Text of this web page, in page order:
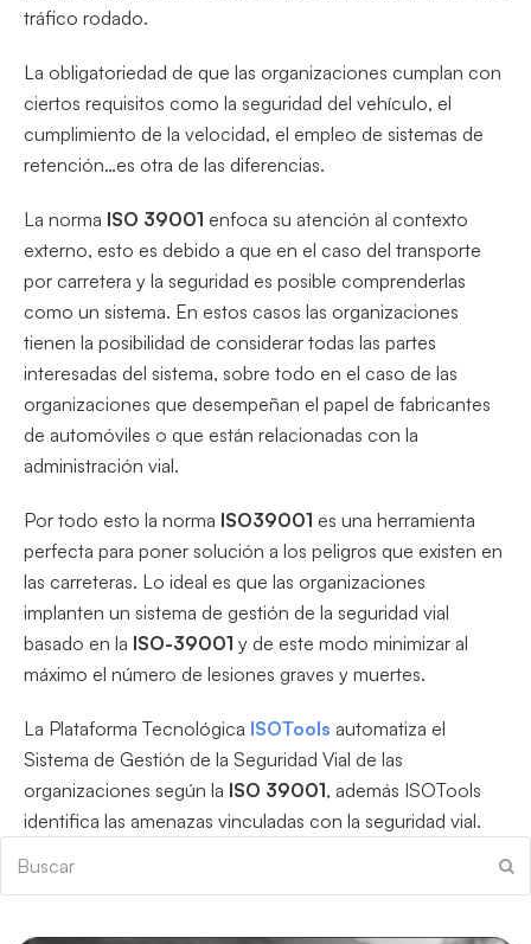
tráfico rodado.
La obligatoriedad de que las organizaciones cumplan con
ciertos requisitos como la seguridad del vehículo, el
cumplimiento de la velocidad, el empleo de sistemas de
retención…es otra de las diferencias.
La norma ISO 39001 enfoca su atención al contexto
externo, esto es debido a que en el caso del transporte
por carretera y la seguridad es posible comprenderlas
como un sistema. En estos casos las organizaciones
tienen la posibilidad de considerar todas las partes
interesadas del sistema, sobre todo en el caso de las
organizaciones que desempeñan el papel de fabricantes
de automóviles o que están relacionadas con la
administración vial.
Por todo esto la norma ISO39001 es una herramienta
perfecta para poner solución a los peligros que existen en
las carreteras. Lo ideal es que las organizaciones
implanten un sistema de gestión de la seguridad vial
basado en la ISO-39001 y de este modo minimizar al
máximo el número de lesiones graves y muertes.
La Plataforma Tecnológica ISOTools automatiza el
Sistema de Gestión de la Seguridad Vial de las
organizaciones según la ISO 39001, además ISOTools
identifica las amenazas vinculadas con la seguridad vial.